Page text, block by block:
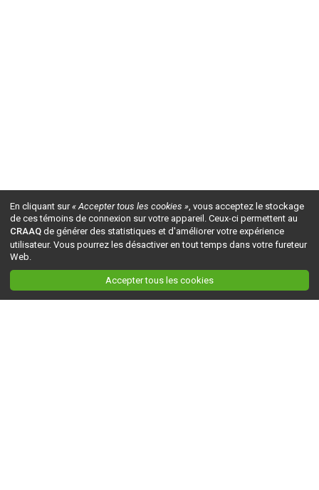
En cliquant sur« Accepter tous les cookies », vous acceptez le stockage
de ces témoins de connexion sur votre appareil. Ceux-ci permettent au
CRAAQ de générer des statistiques et d'améliorer votre expérience
utilisateur. Vous pourrez les désactiver en tout temps dans votre fureteur
Web.
Accepter tous les cookies